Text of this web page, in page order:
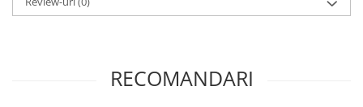
RECOMANDARI